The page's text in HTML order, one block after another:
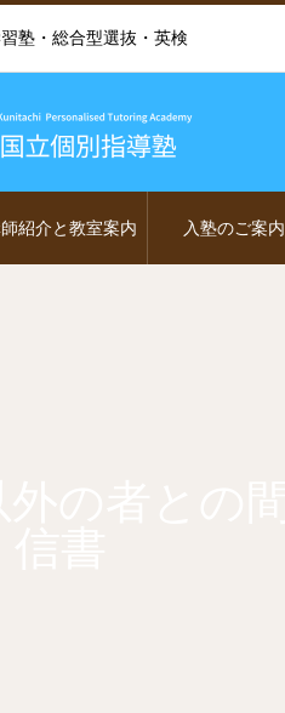
塾・総合型選抜・英検
紹介と教室案内 入塾のご案内